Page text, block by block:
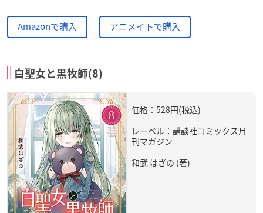
Amazonで購入 アニメイトで購入
白聖女と黒牧師(8)
価格：528円(税込)
レーベル：講談社コミックス月
刊マガジン
和武 はざの (著)